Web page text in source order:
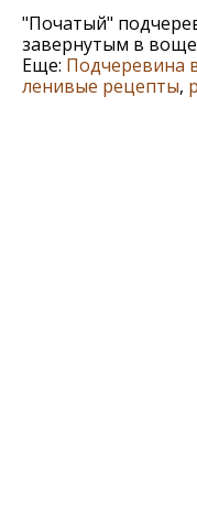
"Початый"
завернутым в
Еще: Подчеревина
ленивые рецепты,